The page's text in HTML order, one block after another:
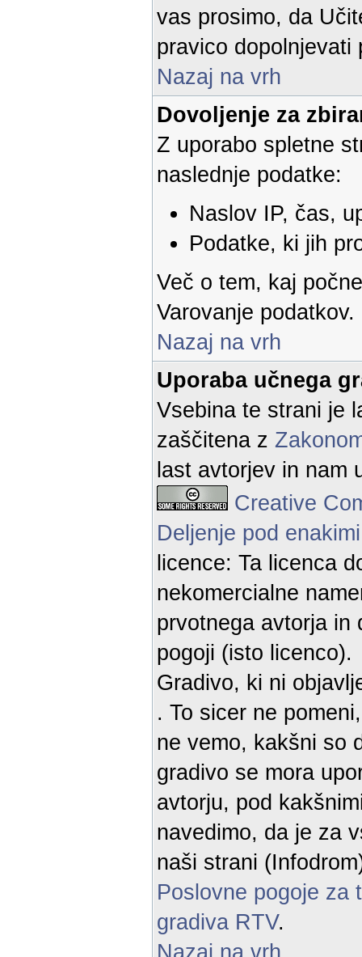
vas prosimo, da
pravico dopolnjevati
Nazaj na vrh
Dovoljenje za
Z uporabo spletne
naslednje podatke:
Naslov IP, čas,
Podatke, ki jih
Več o tem, kaj
Varovanje podatkov.
Nazaj na vrh
Uporaba učnega
Vsebina te strani je
zaščitena z
last avtorjev in nam
Creative
Deljenje pod
licence: Ta licenca
nekomercialne
prvotnega avtorja in
pogoji (isto licenco).
Gradivo, ki ni
. To sicer ne
ne vemo, kakšni so
gradivo se mora
avtorju, pod
navedimo, da je za
naši strani
Poslovne pogoje za
gradiva RTV.
Nazaj na vrh